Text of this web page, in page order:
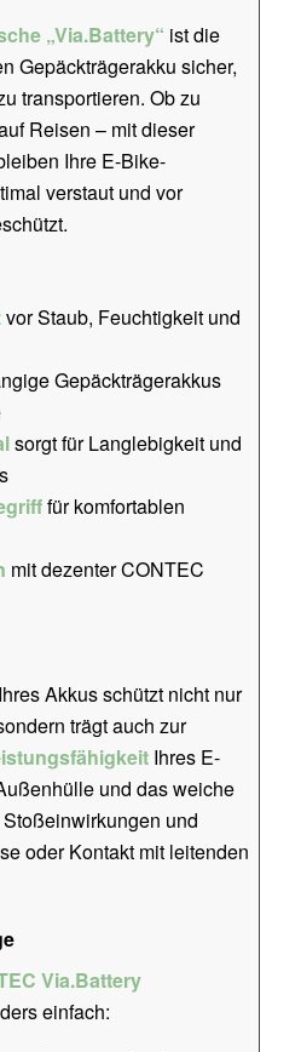
„Via.Battery“ ist die
Gepäckträgerakku sicher,
transportieren. Ob zu
Reisen – mit dieser
Ihre E-Bike-
verstaut und vor
vor Staub, Feuchtigkeit und
Gepäckträgerakkus
sorgt für Langlebigkeit und
für komfortablen
mit dezenter CONTEC
Akkus schützt nicht nur
trägt auch zur
Ihres E-
und das weiche
und
oder Kontakt mit leitenden
Via.Battery
einfach: